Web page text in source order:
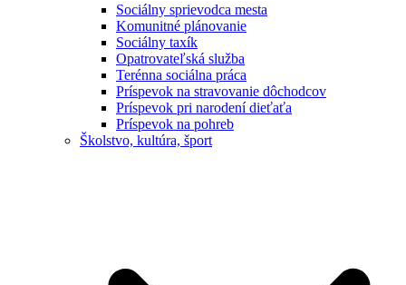
Sociálny sprievodca mesta
Komunitné plánovanie
Sociálny taxík
Opatrovateľská služba
Terénna sociálna práca
Príspevok na stravovanie dôchodcov
Príspevok pri narodení dieťaťa
Príspevok na pohreb
Školstvo, kultúra, šport